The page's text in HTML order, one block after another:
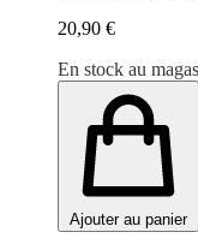
20,90 €
En stock au
Ajouter au panier